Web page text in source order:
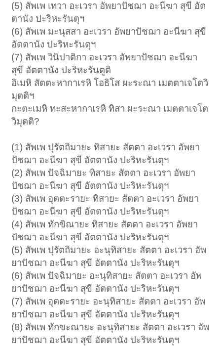
(5) สัพเพ เทวา อะเวรา อัพยาปัชฌา อะนีฆา สุขี อัต
ตานัง ปะริหะรันตุฯ
(6) สัพเพ มะนุสสา อะเวรา อัพยาปัชฌา อะนีฆา สุขี
อัตตานัง ปะริหะรันตุฯ
(7) สัพเพ วินิปาติกา อะเวรา อัพยาปัชฌา อะนีฆา
สุขี อัตตานัง ปะริหะรันตูติ
อิเมหิ สัตตะหากาเรหิ โอธิโส ผะระณา เมตตาเจโตวิ
มุตติฯ
กะตะเมหิ ทะสะหากาเรหิ ทิสา ผะระณา เมตตาเจโต
วิมุตติ?
(1) สัพเพ ปุรัตถิมายะ ทิสายะ สัตตา อะเวรา อัพยา
ปัชฌา อะนีฆา สุขี อัตตานัง ปะริหะรันตุฯ
(2) สัพเพ ปัจฉิมายะ ทิสายะ สัตตา อะเวรา อัพยา
ปัชฌา อะนีฆา สุขี อัตตานัง ปะริหะรันตุฯ
(3) สัพเพ อุตตะรายะ ทิสายะ สัตตา อะเวรา อัพยา
ปัชฌา อะนีฆา สุขี อัตตานัง ปะริหะรันตุฯ
(4) สัพเพ ทักขิณายะ ทิสายะ สัตตา อะเวรา อัพยา
ปัชฌา อะนีฆา สุขี อัตตานัง ปะริหะรันตุฯ
(5) สัพเพ ปุรัตถิมายะ อะนุทิสายะ สัตตา อะเวรา อัพ
ยาปัชฌา อะนีฆา สุขี อัตตานัง ปะริหะรันตุฯ
(6) สัพเพ ปัจฉิมายะ อะนุทิสายะ สัตตา อะเวรา อัพ
ยาปัชฌา อะนีฆา สุขี อัตตานัง ปะริหะรันตุฯ
(7) สัพเพ อุตตะรายะ อะนุทิสายะ สัตตา อะเวรา อัพ
ยาปัชฌา อะนีฆา สุขี อัตตานัง ปะริหะรันตุฯ
(8) สัพเพ ทักขะณายะ อะนุทิสายะ สัตตา อะเวรา อัพ
ยาปัชฌา อะนีฆา สุขี อัตตานัง ปะริหะรันตุฯ